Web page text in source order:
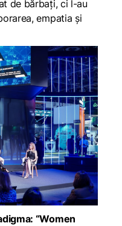
de bărbați, ci l-au
empatia și
“Women